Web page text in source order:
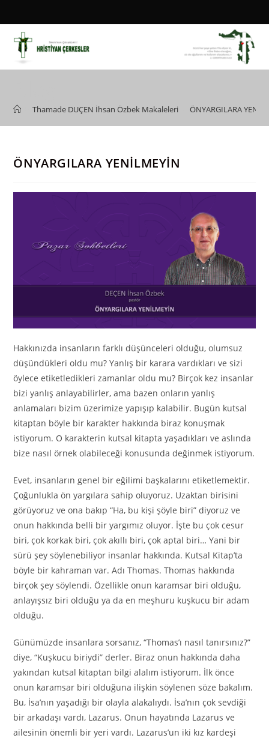
to
content
Thamade DUÇEN İhsan Özbek Makaleleri ÖNYARGILARA
ÖNYARGILARA YENİLMEYİN
Hakkınızda insanların farklı düşünceleri olduğu, olumsuz
düşündükleri oldu mu? Yanlış bir karara vardıkları ve sizi
öylece etiketledikleri zamanlar oldu mu? Birçok kez insanlar
bizi yanlış anlayabilirler, ama bazen onların yanlış
anlamaları bizim üzerimize yapışıp kalabilir. Bugün kutsal
kitaptan böyle bir karakter hakkında biraz konuşmak
istiyorum. O karakterin kutsal kitapta yaşadıkları ve aslında
bize nasıl örnek olabileceği konusunda değinmek istiyorum.
Evet, insanların genel bir eğilimi başkalarını etiketlemektir.
Çoğunlukla ön yargılara sahip oluyoruz. Uzaktan birisini
görüyoruz ve ona bakıp “Ha, bu kişi şöyle biri” diyoruz ve
onun hakkında belli bir yargımız oluyor. İşte bu çok cesur
biri, çok korkak biri, çok akıllı biri, çok aptal biri… Yani bir
sürü şey söylenebiliyor insanlar hakkında. Kutsal Kitap’ta
böyle bir kahraman var. Adı Thomas. Thomas hakkında
birçok şey söylendi. Özellikle onun karamsar biri olduğu,
anlayışsız biri olduğu ya da en meşhuru kuşkucu bir adam
olduğu.
Günümüzde insanlara sorsanız, “Thomas’ı nasıl tanırsınız?”
diye, “Kuşkucu biriydi” derler. Biraz onun hakkında daha
yakından kutsal kitaptan bilgi alalım istiyorum. İlk önce
onun karamsar biri olduğuna ilişkin söylenen söze bakalım.
Bu, İsa’nın yaşadığı bir olayla alakalıydı. İsa’nın çok sevdiği
bir arkadaşı vardı, Lazarus. Onun hayatında Lazarus ve
ailesinin önemli bir yeri vardı. Lazarus’un iki kız kardeşi